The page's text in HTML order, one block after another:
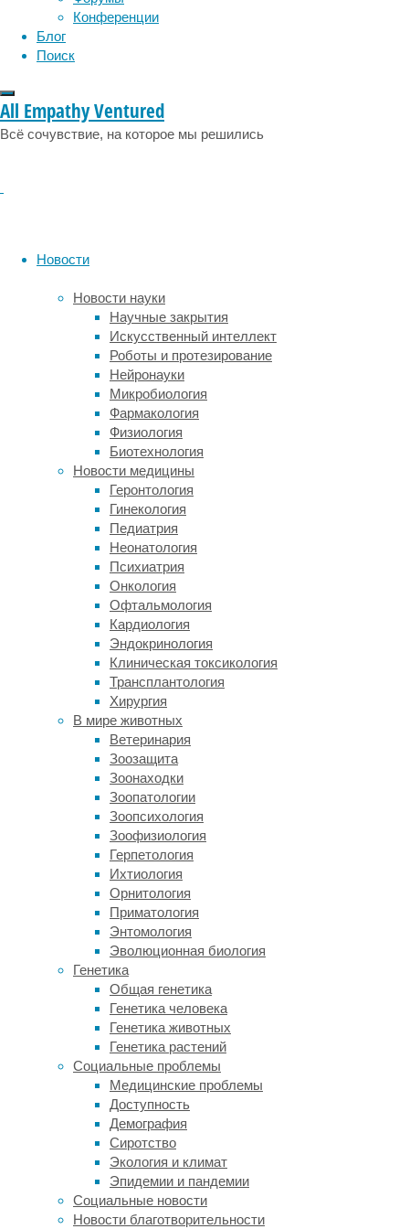
Конференции
Блог
Поиск
All Empathy Ventured
Всё сочувствие, на которое мы решились
Новости
Новости науки
Научные закрытия
Искусственный интеллект
Роботы и протезирование
Нейронауки
Микробиология
Фармакология
Физиология
Биотехнология
Новости медицины
Геронтология
Гинекология
Педиатрия
Неонатология
Психиатрия
Онкология
Офтальмология
Кардиология
Эндокринология
Клиническая токсикология
Трансплантология
Хирургия
В мире животных
Ветеринария
Зоозащита
Зоонаходки
Зоопатологии
Зоопсихология
Зоофизиология
Герпетология
Ихтиология
Орнитология
Приматология
Энтомология
Эволюционная биология
Генетика
Общая генетика
Генетика человека
Генетика животных
Генетика растений
Социальные проблемы
Медицинские проблемы
Доступность
Демография
Сиротство
Экология и климат
Эпидемии и пандемии
Социальные новости
Новости благотворительности
протяжении
уже
Темпы
роста
В
весны
спрос
увеличился
11,3%
сравнению
доковидными
уровнями.
менее,
сектор
грузовых
авиаперевозок
восстанавливается
быстрее,
мировая
торговля
целом,
пятый
месяц
подряд.
Рост
производства
торговли
наблюдается
мировом
масштабе,
благодаря
этому
спрос
на
грузовые
авиаперевозки
уже
превышает
докризисный
уровень
на
9,4%.